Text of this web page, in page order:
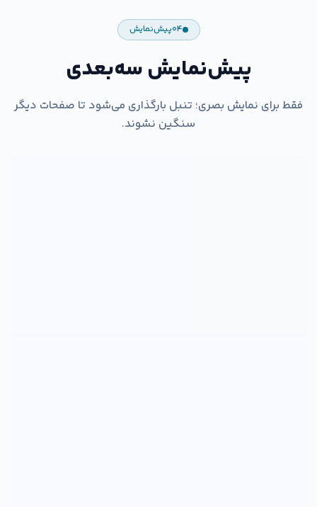
۰۴پیش‌نمایش
پیش‌نمایش سه‌بعدی
فقط برای نمایش بصری؛ تنبل بارگذاری می‌شود تا صفحات دیگر
سنگین نشوند.